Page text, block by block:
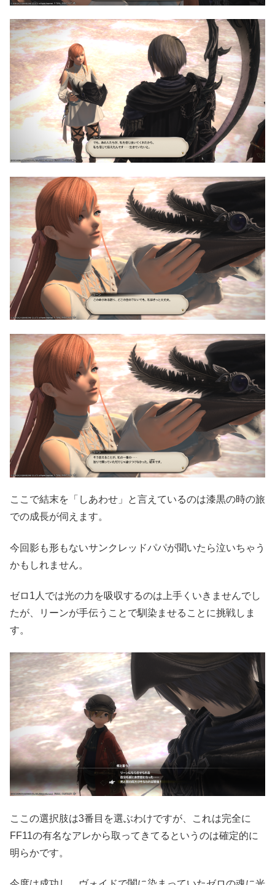
ここで結末を「しあわせ」と言えているのは漆黒の時の旅
での成長が伺えます。
今回影も形もないサンクレッドパパが聞いたら泣いちゃう
かもしれません。
ゼロ1人では光の力を吸収するのは上手くいきませんでし
たが、リーンが手伝うことで馴染ませることに挑戦しま
す。
ここの選択肢は3番目を選ぶわけですが、これは完全に
FF11の有名なアレから取ってきてるというのは確定的に
明らかです。